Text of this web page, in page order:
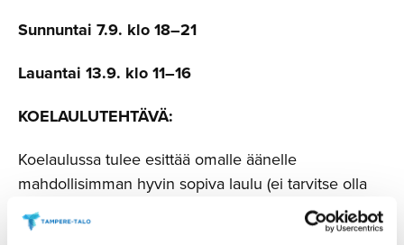
Sunnuntai 7.9. klo 18–21
Lauantai 13.9. klo 11–16
KOELAULUTEHTÄVÄ:
​Koelaulussa tulee esittää omalle äänelle
mahdollisimman hyvin sopiva laulu (ei tarvitse olla
aaria), joka antaa riittävän monipuolisen kuvan
laulajan äänityypistä, äänialasta, musikaalisuudesta